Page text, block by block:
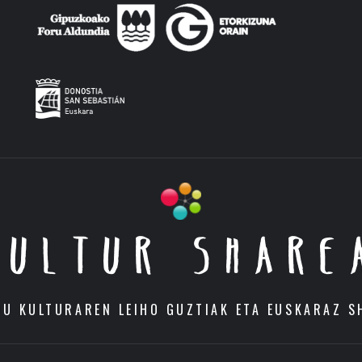
KULTURAREN LEIHO GUZTIAK ETA EUSKARAZ